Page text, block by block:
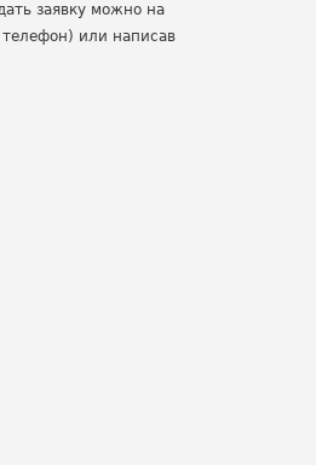
заявку можно на
или написав